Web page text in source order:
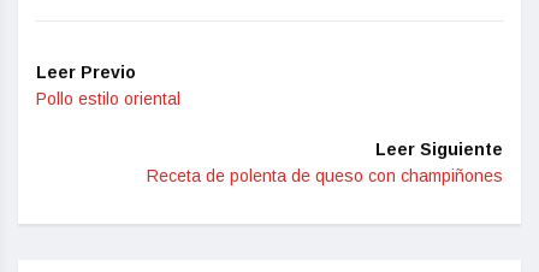
Leer Previo
Pollo estilo oriental
Leer Siguiente
Receta de polenta de queso con champiñones